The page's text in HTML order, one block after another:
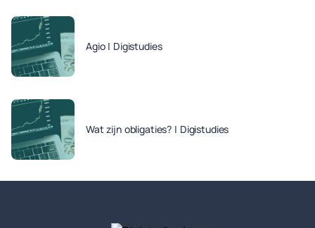
Agio | Digistudies
Wat zijn obligaties? | Digistudies